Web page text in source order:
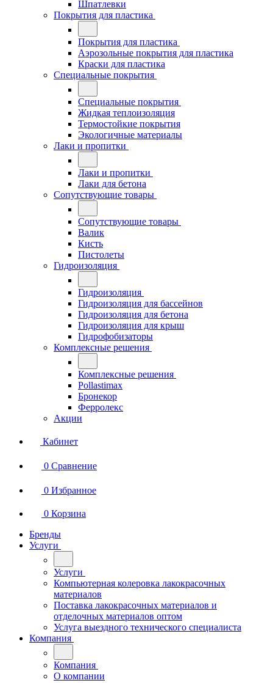
Шпатлевки
Покрытия для пластика
Покрытия для пластика
Аэрозольные покрытия для пластика
Краски для пластика
Специальные покрытия
Специальные покрытия
Жидкая теплоизоляция
Термостойкие покрытия
Экологичные материалы
Лаки и пропитки
Лаки и пропитки
Лаки для бетона
Сопутствующие товары
Сопутствующие товары
Валик
Кисть
Пистолеты
Гидроизоляция
Гидроизоляция
Гидроизоляция для бассейнов
Гидроизоляция для бетона
Гидроизоляция для крыш
Гидрофобизаторы
Комплексные решения
Комплексные решения
Pollastimax
Бронекор
Ферролекс
Акции
Кабинет
0 Сравнение
0 Избранное
0 Корзина
Бренды
Услуги
Услуги
Компьютерная колеровка лакокрасочных
материалов
Поставка лакокрасочных материалов и
отделочных материалов оптом
Услуга выездного технического специалиста
Компания
Компания
О компании